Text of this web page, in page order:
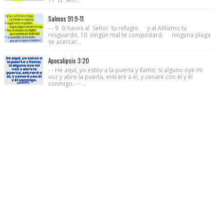
Salmos 91:9-11
- - 9 Si haces al Señor tu refugio y al Altísimo tu
resguardo, 10 ningún mal te conquistará; ninguna plaga
se acercar...
Apocalipsis 3:20
- - He aquí, yo estoy a la puerta y llamo; si alguno oye mi
voz y abre la puerta, entraré a él, y cenaré con él y él
conmigo. - - ...